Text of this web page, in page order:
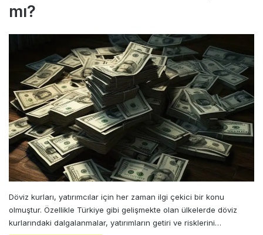
mı?
Döviz kurları, yatırımcılar için her zaman ilgi çekici bir konu
olmuştur. Özellikle Türkiye gibi gelişmekte olan ülkelerde döviz
kurlarındaki dalgalanmalar, yatırımların getiri ve risklerini…